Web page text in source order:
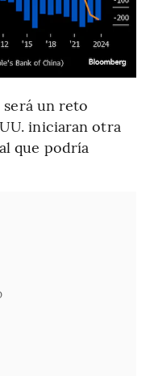
será un reto
iniciaran otra
que podría